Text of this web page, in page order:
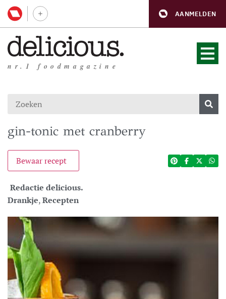
AANMELDEN
nr.1 foodmagazine
gin-tonic met cranberry
Bewaar recept
Redactie delicious.
Drankje,Recepten